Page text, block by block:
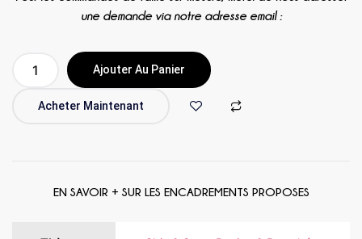
une demande via notre adresse email :
Acheter Maintenant
Ajouter Au Panier
EN SAVOIR + SUR LES ENCADREMENTS PROPOSES